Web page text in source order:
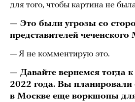
для того, чтобы картина не
— Это были угрозы со
представителей
— Я не комментирую это.
— Давайте вернемся тогда к
2022 года. Вы планировали
в Москве еще воркшопы